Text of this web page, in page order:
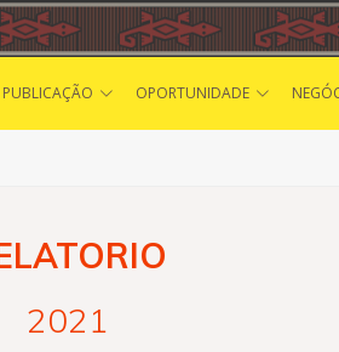
PUBLICAÇÃO OPORTUNIDADE
2021